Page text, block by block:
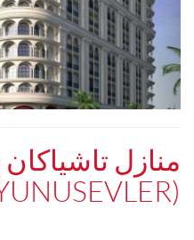
(TAŞYAKAN YUNUSEVLER)